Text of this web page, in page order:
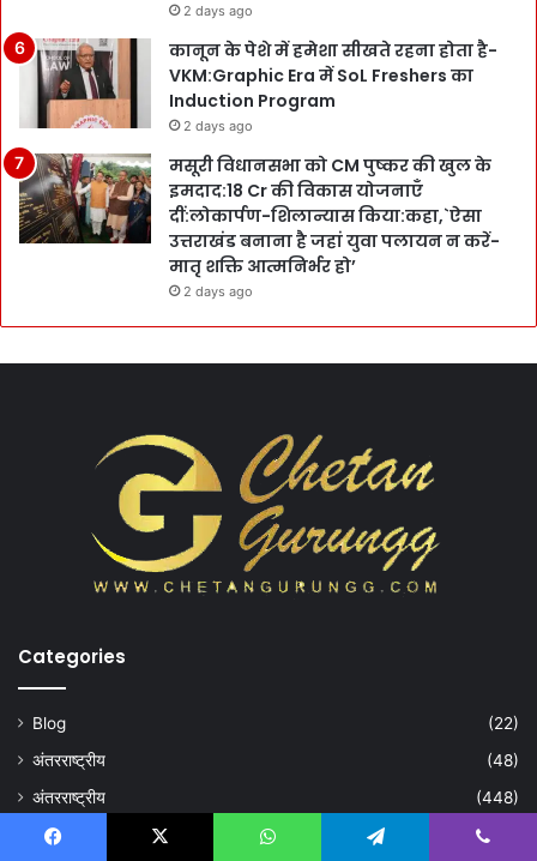
2 days ago
कानून के पेशे में हमेशा सीखते रहना होता है-
VKM:Graphic Era में SoL Freshers का
Induction Program
2 days ago
मसूरी विधानसभा को CM पुष्कर की खुल के
इमदाद:18 Cr की विकास योजनाएँ
दीं:लोकार्पण-शिलान्यास किया:कहा,`ऐसा
उत्तराखंड बनाना है जहां युवा पलायन न करें-
मातृ शक्ति आत्मनिर्भर हो’
2 days ago
Categories
Blog
(22)
अंतरराष्ट्रीय
(48)
अंतरराष्ट्रीय
(448)
उत्तराखंड
(1,937)